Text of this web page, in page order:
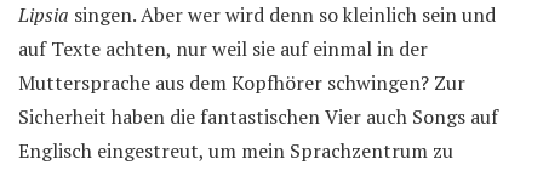
Lipsia singen. Aber wer wird denn so kleinlich sein und
auf Texte achten, nur weil sie auf einmal in der
Muttersprache aus dem Kopfhörer schwingen? Zur
Sicherheit haben die fantastischen Vier auch Songs auf
Englisch eingestreut, um mein Sprachzentrum zu